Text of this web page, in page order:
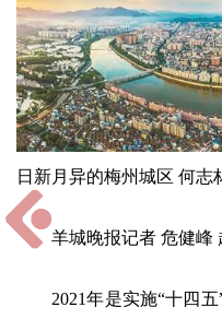
日新月异的梅州城区 何志
羊城晚报记者 危健峰
2021年是实施“十四五